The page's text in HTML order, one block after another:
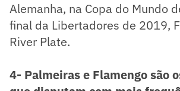
Alemanha, na Copa do Mundo
final da Libertadores de 2019,
River Plate.
4- Palmeiras e Flamengo são